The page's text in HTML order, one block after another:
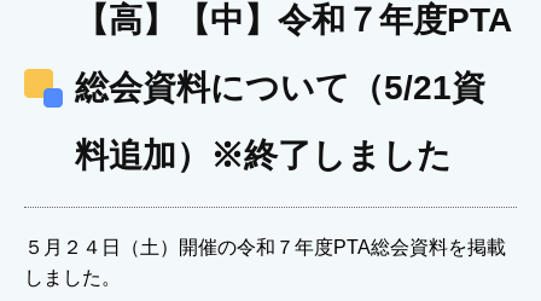
【高】【中】令和７年度PTA
総会資料について（5/21資
料追加）※終了しました
５月２４日（土）開催の令和７年度PTA総会資料を掲載
しました。